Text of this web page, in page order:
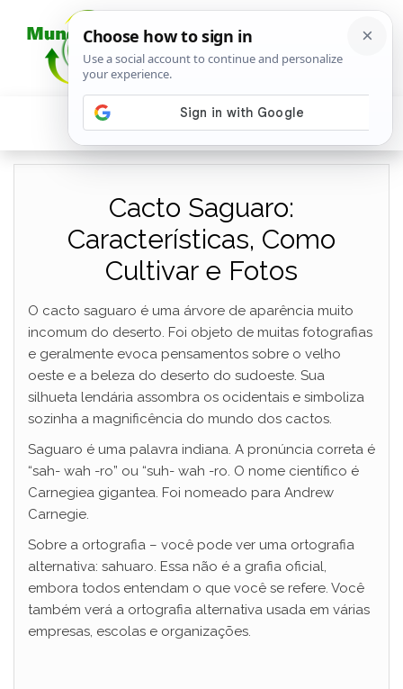
Cacto Saguaro:
Características, Como
Cultivar e Fotos
O cacto saguaro é uma árvore de aparência muito
incomum do deserto. Foi objeto de muitas fotografias
e geralmente evoca pensamentos sobre o velho
oeste e a beleza do deserto do sudoeste. Sua
silhueta lendária assombra os ocidentais e simboliza
sozinha a magnificência do mundo dos cactos.
Saguaro é uma palavra indiana. A pronúncia correta é
“sah- wah -ro” ou “suh- wah -ro. O nome científico é
Carnegiea gigantea. Foi nomeado para Andrew
Carnegie.
Sobre a ortografia – você pode ver uma ortografia
alternativa: sahuaro. Essa não é a grafia oficial,
embora todos entendam o que você se refere. Você
também verá a ortografia alternativa usada em várias
empresas, escolas e organizações.